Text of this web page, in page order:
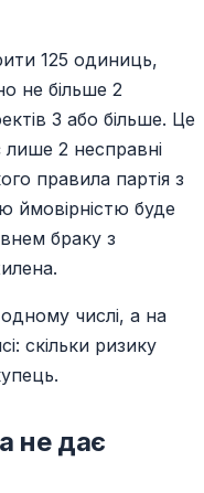
125 одиниць,
не більше 2
3 або більше. Це
лише 2 несправні
правила партія з
ймовірністю буде
браку з
числі, а на
скільки ризику
не дає